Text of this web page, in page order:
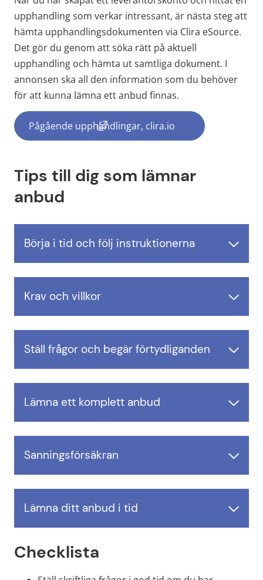
upphandling som verkar intressant, är nästa steg att
hämta upphandlingsdokumenten via Clira eSource.
Det gör du genom att söka rätt på aktuell
upphandling och hämta ut samtliga dokument. I
annonsen ska all den information som du behöver
för att kunna lämna ett anbud finnas.
Pågående upphandlingar, clira.io(länk till annan webbplats, öppnas i
Tips till dig som lämnar
anbud
Börja i tid och följ instruktionerna
Krav och villkor
Ställ frågor och begär förtydliganden
Lämna ett komplett anbud
Sanningsförsäkran
Lämna ditt anbud i tid
Checklista